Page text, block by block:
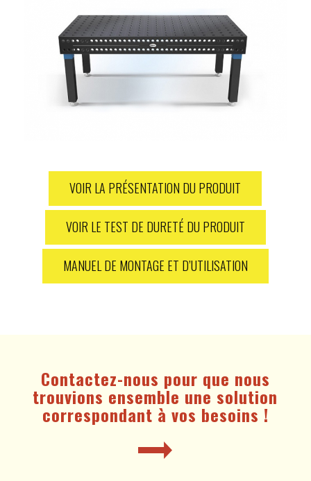
VOIR LA PRÉSENTATION DU PRODUIT
VOIR LE TEST DE DURETÉ DU PRODUIT
MANUEL DE MONTAGE ET D’UTILISATION
Contactez-nous pour que nous
trouvions ensemble une solution
correspondant à vos besoins !